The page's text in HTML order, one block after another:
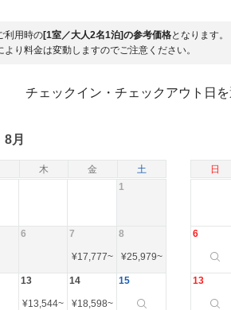
利用時の[1室／大人2名1泊]の参考価格となります。
り料金は変動しますのでご注意ください。
チェックイン・チェックアウト日
木 金 土 日
8月
1
6 7
¥17,777~
8
¥25,979~
13
¥13,544~
14
¥18,598~
15
6
13